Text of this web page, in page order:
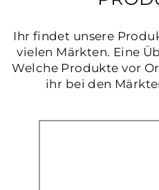
WO GIBT